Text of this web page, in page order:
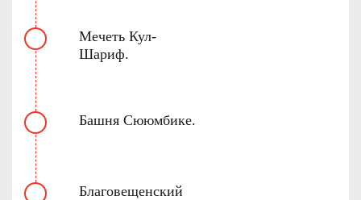
Мечеть Кул-
Шариф.
Благовещенский
Башня Сююмбике.